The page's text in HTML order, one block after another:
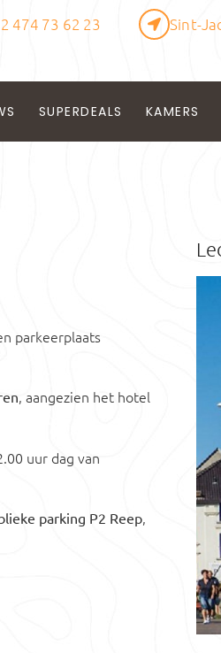
474 73 62 23 Sint-
SUPERDEALS KAMERS
parkeerplaats
, aangezien het hotel
uur dag van
parking P2 Reep,